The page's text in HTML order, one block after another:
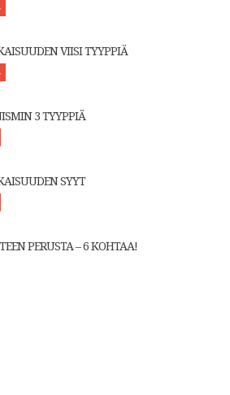
VIISI TYYPPIÄ
3 TYYPPIÄ
SYYT
PERUSTA – 6 KOHTAA!